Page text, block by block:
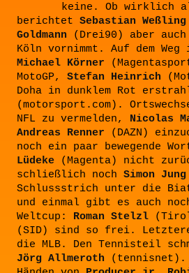
keine. Ob wirklich
berichtet Sebastian Weßling
Goldmann (Drei90) aber
Köln vornimmt. Auf dem
Michael Körner
MotoGP, Stefan Heinrich
Doha in dunklem Rot
(motorsport.com).
NFL zu vermelden, Nicolas
Andreas Renner (DAZN)
noch ein paar bewegende
Lüdeke (Magenta) nicht
schließlich noch Simon Jung
Schlussstrich unter die
und einmal gibt es auch
Weltcup: Roman Stelzl
(SID) sind so frei.
die MLB. Den Tennisteil
Jörg Allmeroth (tennisnet).